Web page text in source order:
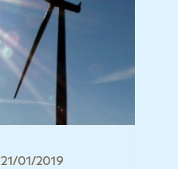
21/01/2019